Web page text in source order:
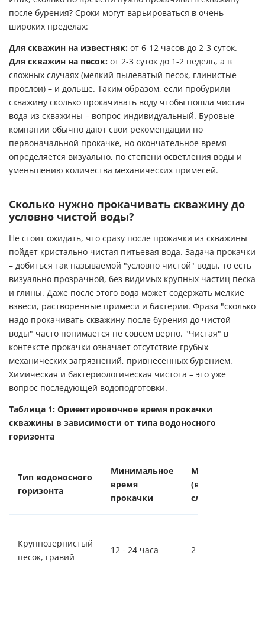
после бурения? Сроки могут варьироваться в очень
широких пределах:
Для скважин на известняк: от 6-12 часов до 2-3 суток.
Для скважин на песок: от 2-3 суток до 1-2 недель, а в
сложных случаях (мелкий пылеватый песок, глинистые
прослои) – и дольше. Таким образом, если пробурили
скважину сколько прокачивать воду чтобы пошла чистая
вода из скважины – вопрос индивидуальный. Буровые
компании обычно дают свои рекомендации по
первоначальной прокачке, но окончательное время
определяется визуально, по степени осветления воды и
уменьшению количества механических примесей.
Сколько нужно прокачивать скважину до
условно чистой воды?
Не стоит ожидать, что сразу после прокачки из скважины
пойдет кристально чистая питьевая вода. Задача прокачки
– добиться так называемой "условно чистой" воды, то есть
визуально прозрачной, без видимых крупных частиц песка
и глины. Даже после этого вода может содержать мелкие
взвеси, растворенные примеси и бактерии. Фраза "сколько
надо прокачивать скважину после бурения до чистой
воды" часто понимается не совсем верно. "Чистая" в
контексте прокачки означает отсутствие грубых
механических загрязнений, привнесенных бурением.
Химическая и бактериологическая чистота – это уже
вопрос последующей водоподготовки.
Таблица 1: Ориентировочное время прокачки
скважины в зависимости от типа водоносного
горизонта
Тип водоносного
горизонта
Минимальное
время
прокачки
Максимальное
(в сложных
случаях)
Крупнозернистый
песок, гравий
12 - 24 часа 2 - 3 суток